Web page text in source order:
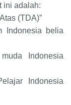
ini adalah:
(TDA)”
Indonesia belia
Indonesia
Indonesia